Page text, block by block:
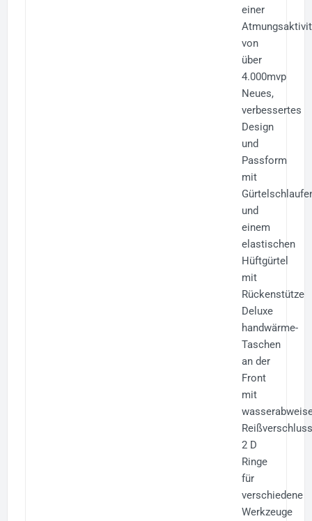
einer
von
über
4.000mvp
Neues,
verbessertes
Design
und
Passform
mit
und
einem
elastischen
Hüftgürtel
mit
Rückenstütze
Deluxe
handwärme-
Taschen
an der
Front
mit
Reißverschluss
2 D
Ringe
für
verschiedene
Werkzeuge